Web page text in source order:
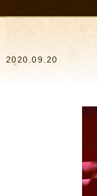
2020.09.20